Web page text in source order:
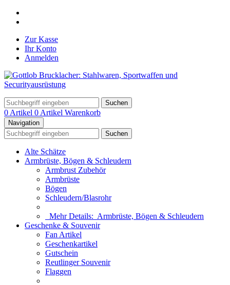
Zur Kasse
Ihr Konto
Anmelden
Suchen
0 Artikel 0 Artikel Warenkorb
Navigation
Suchen
Alte Schätze
Armbrüste, Bögen & Schleudern
Armbrust Zubehör
Armbrüste
Bögen
Schleudern/Blasrohr
Mehr Details: Armbrüste, Bögen & Schleudern
Geschenke & Souvenir
Fan Artikel
Geschenkartikel
Gutschein
Reutlinger Souvenir
Flaggen